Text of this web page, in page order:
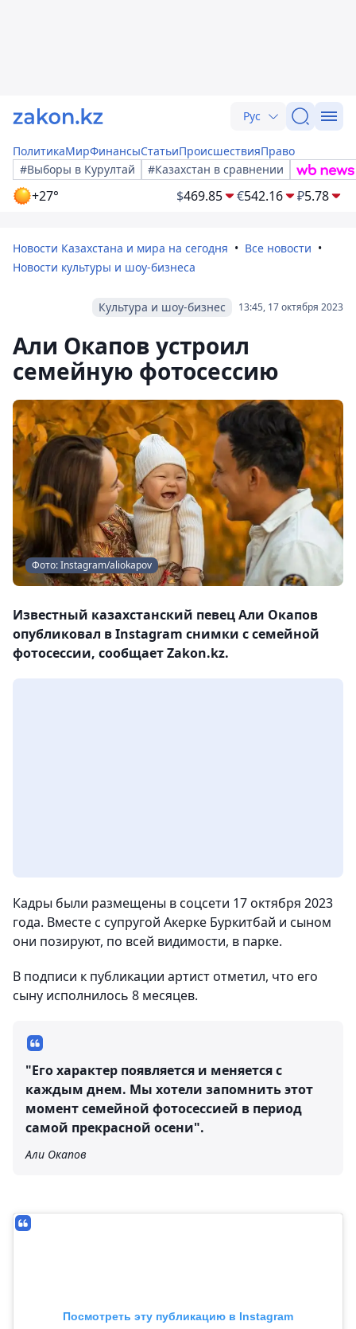
Рус
ПолитикаМирФинансыСтатьиПроисшествияПраво
#Выборы в Курултай
#Казахстан в сравнении
+27° $469.85 €542.16 ₽5.78
Новости Казахстана и мира на сегодня
Все новости
Новости культуры и шоу-бизнеса
13:45, 17 октября 2023
Культура и шоу-бизнес
Али Окапов устроил
семейную фотосессию
Фото: Instagram/aliokapov
Известный казахстанский певец Али Окапов
опубликовал в Instagram снимки с семейной
фотосессии, сообщает Zakon.kz.
Кадры были размещены в соцсети 17 октября 2023
года. Вместе с супругой Акерке Буркитбай и сыном
они позируют, по всей видимости, в парке.
В подписи к публикации артист отметил, что его
сыну исполнилось 8 месяцев.
"Его характер появляется и меняется с
каждым днем. Мы хотели запомнить этот
момент семейной фотосессией в период
самой прекрасной осени".
Али Окапов
Посмотреть эту публикацию в Instagram